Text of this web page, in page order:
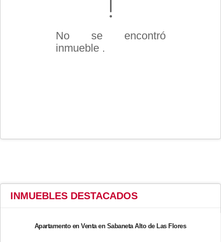
No se encontró
inmueble .
INMUEBLES DESTACADOS
Apartamento en Venta en Sabaneta Alto de Las Flores